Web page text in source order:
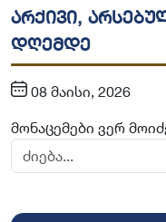
არქივი,
დღემდე
08 მაისი, 2026
მონაცემები ვერ